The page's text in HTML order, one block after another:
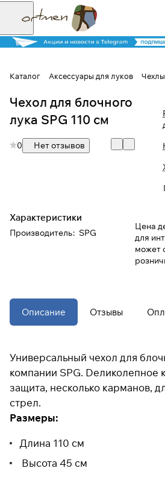
Каталог Аксессуары для луков
Чехол для блочного
лука SPG 110 см
0 Нет отзывов
Характеристики
Производитель: SPG
Цена
для
может
Описание Отзывы
Универсальный чехол для
компании SPG. Dеликолепное
защита, несколько карманов,
стрел.
Размеры:
Длина 110 см
Высота 45 см
Для клиентов всех банков
Разбейте
оплату на части
Добавляйте товары
При оформлении
выберите метод
картой любого банка
Получайте товар
Оставшиеся
по25